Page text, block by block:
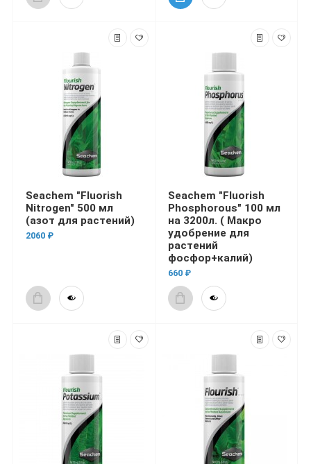
Seachem "Fluorish
Nitrogen" 500 мл
(азот для растений)
2060 ₽
Seachem "Fluorish
Phosphorous" 100 мл
на 3200л. ( Макро
удобрение для
растений
фосфор+калий)
660 ₽